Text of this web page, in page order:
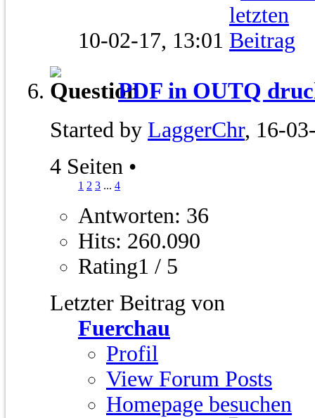
10-02-17, 13:01
PDF in OUTQ
Started by LaggerChr, 16-
4 Seiten •
1 2 3 ... 4
Antworten: 36
Hits: 260.090
Rating1 / 5
Letzter Beitrag von
Fuerchau
Profil
View Forum Posts
Homepage besuchen